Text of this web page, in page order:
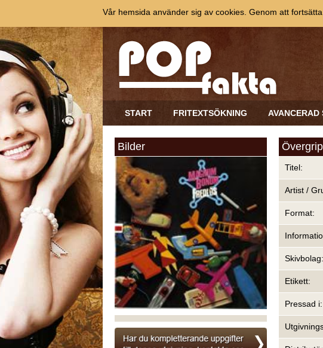
START FRITEXTSÖKNING AVANCERAD
Bilder
Titel:
Artist /
Format:
Skivbolag:
Etikett:
Pressad i:
Vår hemsida använder sig av cookies. Genom att